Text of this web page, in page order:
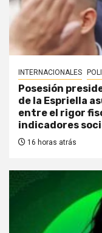
INTERNACIONALES
Posesión
de la Espriella
entre el rigor
indicadores
16 horas atrás